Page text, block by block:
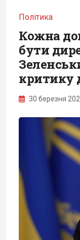
Політика
Кожна
бути
критику
30 березня